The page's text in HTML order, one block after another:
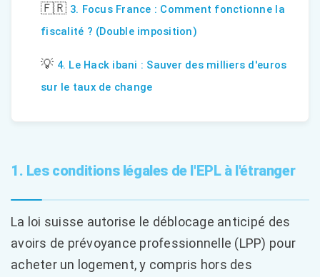
🇫🇷 3. Focus France : Comment fonctionne la
fiscalité ? (Double imposition)
💡 4. Le Hack ibani : Sauver des milliers d'euros
sur le taux de change
1. Les conditions légales de l'EPL à l'étranger
La loi suisse autorise le déblocage anticipé des
avoirs de prévoyance professionnelle (LPP) pour
acheter un logement, y compris hors des